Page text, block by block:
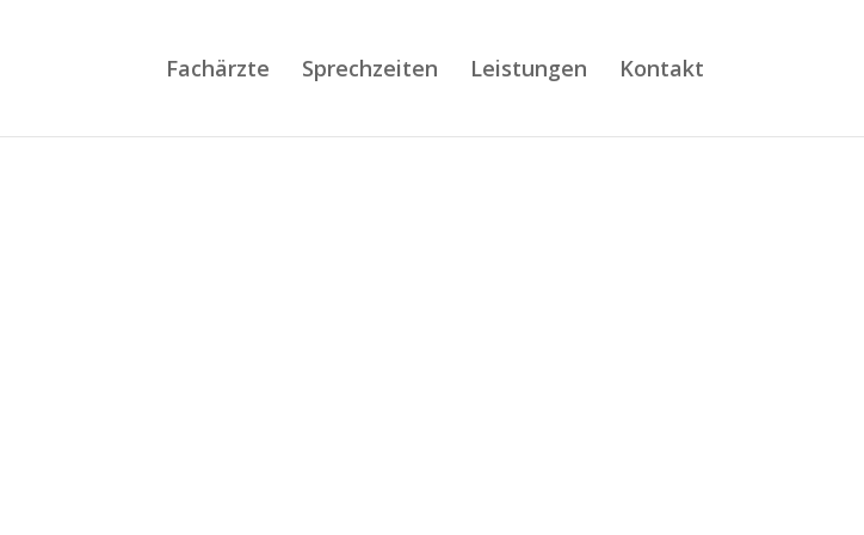
Fachärzte Sprechzeiten Leistungen Kontakt